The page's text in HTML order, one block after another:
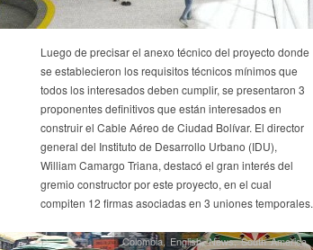
Luego de precisar el anexo técnico del proyecto donde
se establecieron los requisitos técnicos mínimos que
todos los interesados deben cumplir, se presentaron 3
proponentes definitivos que están interesados en
construir el Cable Aéreo de Ciudad Bolívar. El director
general del Instituto de Desarrollo Urbano (IDU),
William Camargo Triana, destacó el gran interés del
gremio constructor por este proyecto, en el cual
compiten 12 firmas asociadas en 3 uniones temporales.
Colombia,English,News,South America